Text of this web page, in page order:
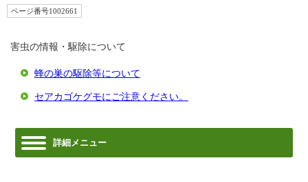
ページ番号1002661
害虫の情報・駆除について
蜂の巣の駆除等について
セアカゴケグモにご注意ください。
詳細メニュー